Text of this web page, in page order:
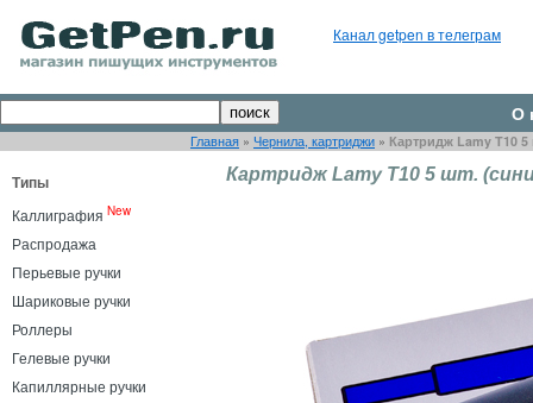
Канал getpen в телеграм
О
Главная » Чернила, картриджи » Картридж Lamy T10
Типы
Каллиграфия New
Распродажа
Перьевые ручки
Шариковые ручки
Роллеры
Гелевые ручки
Капиллярные ручки
Картридж Lamy T10 5 шт.